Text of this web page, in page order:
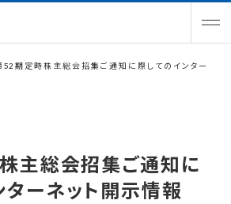
52期定時株主総会招集ご通知に際してのインター
主総会招集ご通知に
ターネット開示情報